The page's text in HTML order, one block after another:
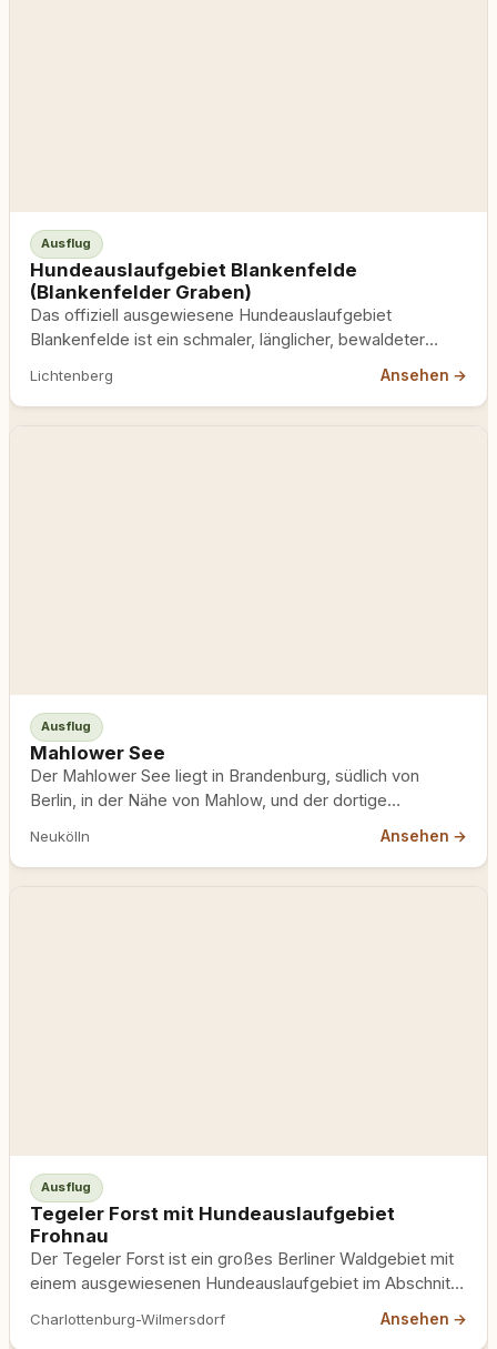
Ausflug
Hundeauslaufgebiet Blankenfelde
(Blankenfelder Graben)
Das offiziell ausgewiesene Hundeauslaufgebiet
Blankenfelde ist ein schmaler, länglicher, bewaldeter
Lichtenberg Ansehen →
Ausflug
Mahlower See
Der Mahlower See liegt in Brandenburg, südlich von
Berlin, in der Nähe von Mahlow, und der dortige
Neukölln Ansehen →
Ausflug
Tegeler Forst mit Hundeauslaufgebiet
Frohnau
Der Tegeler Forst ist ein großes Berliner Waldgebiet mit
einem ausgewiesenen Hundeauslaufgebiet im Abschnitt
Charlottenburg-Wilmersdorf Ansehen →